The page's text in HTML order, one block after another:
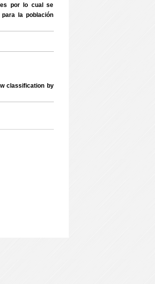
por lo cual se
la población
classification by